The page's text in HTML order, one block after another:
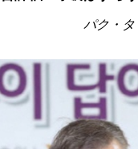
パク・